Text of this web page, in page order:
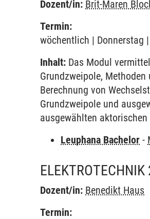
Dozent/in: Brit-Maren
Termin:
wöchentlich | Donnerstag
Inhalt: Das Modul
Grundzweipole,
Berechnung von
Grundzweipole und
ausgewählten
Leuphana Bachelor -
ELEKTROTECHNIK
Dozent/in: Benedikt Haus
Termin: